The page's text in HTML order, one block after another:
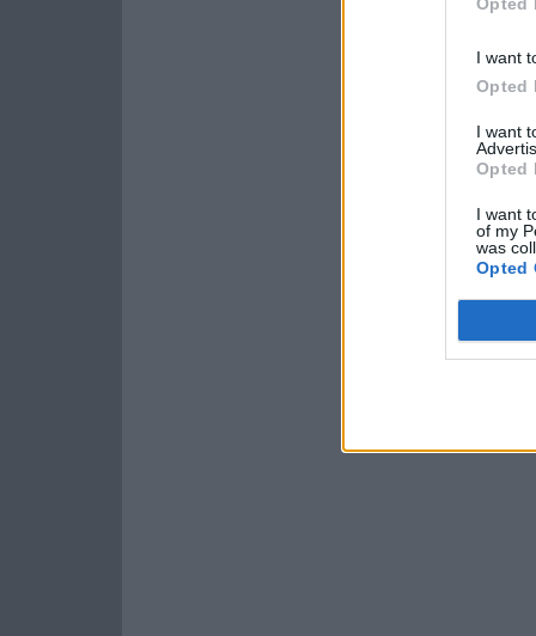
I want
Opted
I want
Opted
I want
of my
was
Opted